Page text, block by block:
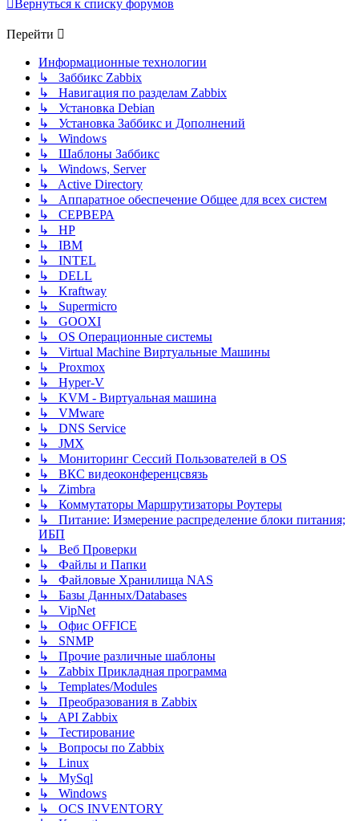
Вернуться к списку форумов
Перейти
Информационные технологии
↳ Заббикс Zabbix
↳ Навигация по разделам Zabbix
↳ Установка Debian
↳ Установка Заббикс и Дополнений
↳ Windows
↳ Шаблоны Заббикс
↳ Windows, Server
↳ Active Directory
↳ Аппаратное обеспечение Общее для всех систем
↳ СЕРВЕРА
↳ HP
↳ IBM
↳ INTEL
↳ DELL
↳ Kraftway
↳ Supermicro
↳ GOOXI
↳ OS Операционные системы
↳ Virtual Machine Виртуальные Машины
↳ Proxmox
↳ Hyper-V
↳ KVM - Виртуальная машина
↳ VMware
↳ DNS Service
↳ JMX
↳ Мониторинг Сессий Пользователей в OS
↳ ВКС видеоконференцсвязь
↳ Zimbra
↳ Коммутаторы Маршрутизаторы Роутеры
↳ Питание: Измерение распределение блоки питания;
ИБП
↳ Веб Проверки
↳ Файлы и Папки
↳ Файловые Хранилища NAS
↳ Базы Данных/Databases
↳ VipNet
↳ Офис OFFICE
↳ SNMP
↳ Прочие различные шаблоны
↳ Zabbix Прикладная программа
↳ Templates/Modules
↳ Преобразования в Zabbix
↳ API Zabbix
↳ Тестирование
↳ Вопросы по Zabbix
↳ Linux
↳ MySql
↳ Windows
↳ OCS INVENTORY